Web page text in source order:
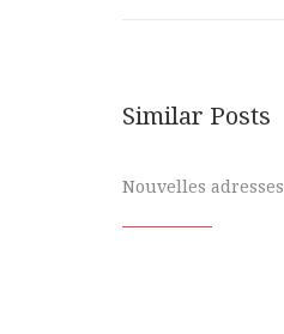
Similar Posts
Nouvelles adresses